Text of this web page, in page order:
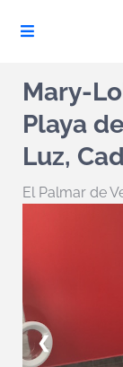
Mary-
Playa
Luz,
El Palmar de
❮